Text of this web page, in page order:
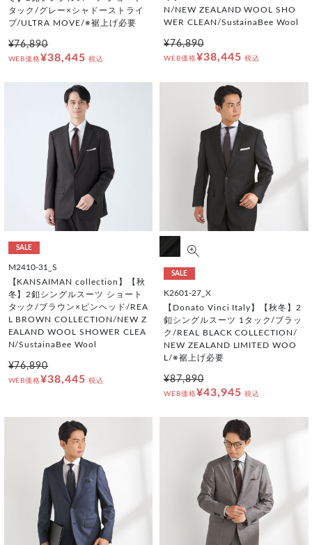
タック/グレー×シャドーストライ
プ/ULTRA MOVE/※裾上げ必要
¥76,890
WEB価格¥38,445 税込
N/NEW ZEALAND WOOL SHO
WER CLEAN/SustainaBee Wool
¥76,890
WEB価格¥38,445 税込
SALE
M2410-31_S
【KANSAIMAN collection】【秋
冬】2釦シングルスーツ ショート
タック/ブラウン×ピンヘッド/REA
L BROWN COLLECTION/NEW Z
EALAND WOOL SHOWER CLEA
N/SustainaBee Wool
¥76,890
WEB価格¥38,445 税込
SALE
K2601-27_X
【Donato Vinci Italy】【秋冬】2
釦シングルスーツ 1タック/ブラッ
ク/REAL BLACK COLLECTION/
NEW ZEALAND LIMITED WOO
L/※裾上げ必要
¥87,890
WEB価格¥43,945 税込